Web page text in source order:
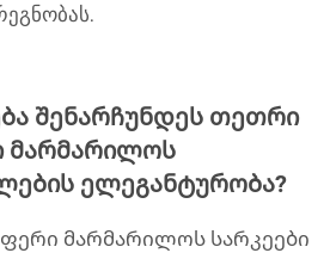
შენარჩუნდეს თეთრი
მარმარილოს
ელეგანტურობა?
მარმარილოს სარკეები